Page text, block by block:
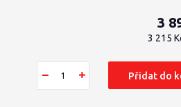
3
3 215
Přidat do